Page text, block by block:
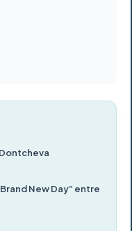
New Day” entre